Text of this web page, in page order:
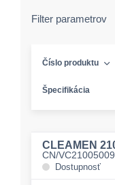
Filter parametrov
Číslo produktu
Špecifikácia
CLEAMEN
CN/
Dostupnosť